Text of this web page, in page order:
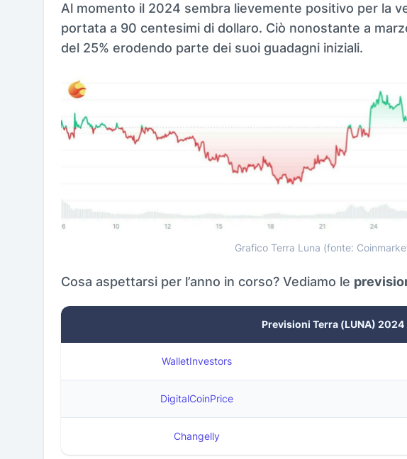
Al momento il 2024 sembra lievemente positivo per la
portata a 90 centesimi di dollaro. Ciò nonostante a
del 25% erodendo parte dei suoi guadagni iniziali.
Grafico Terra Luna (fonte:
Cosa aspettarsi per l’anno in corso? Vediamo le
Previsioni Terra (LUNA) 2024
WalletInvestors
DigitalCoinPrice
Changelly